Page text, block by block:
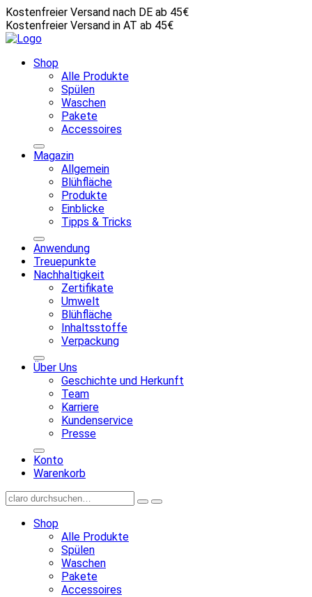
Kostenfreier Versand nach DE ab 45€
Kostenfreier Versand in AT ab 45€
Shop
Alle Produkte
Spülen
Waschen
Pakete
Accessoires
Magazin
Allgemein
Blühfläche
Produkte
Einblicke
Tipps & Tricks
Anwendung
Treuepunkte
Nachhaltigkeit
Zertifikate
Umwelt
Blühfläche
Inhaltsstoffe
Verpackung
Über Uns
Geschichte und Herkunft
Team
Karriere
Kundenservice
Presse
Konto
Warenkorb
Shop
Alle Produkte
Spülen
Waschen
Pakete
Accessoires